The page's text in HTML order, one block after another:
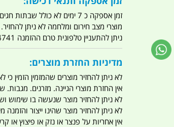
זמן אספקה כ 7 ימים לא כולל שבתות חגים ארועים חריגים מלחמות מגפה מתקפת טרור מתקפת מחשבים
מוצרי מצב חירום ומלחמה לא ניתן
ניתן להתעניין טלפונית טרם ההזמנה 0523214741
מדיניות החזרת מוצרים:
לא ניתן להחזיר מוצרים שהמזמין הזמין
אין החזרת מוצרי הגיינה. מזרנים. מגבות.
לא ניתן להחזיר מוצר שנעשה בו שימוש
לא ניתן להחזיר מוצר שהינו ייצור
אין אחריות על פנצר או נזק או פיצוץ או